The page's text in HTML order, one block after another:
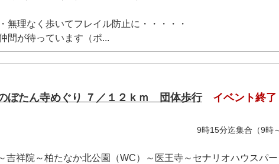
無理なく歩いてフレイル防止に・・・・・
間が待っています（ポ...
ぼたん寺めぐり ７／１２ｋｍ 団体歩行 イベント終了
時頃 9時15分迄集合（9時～
吉祥院～柏たなか北公園（WC）～医王寺～セナリオハウスパー